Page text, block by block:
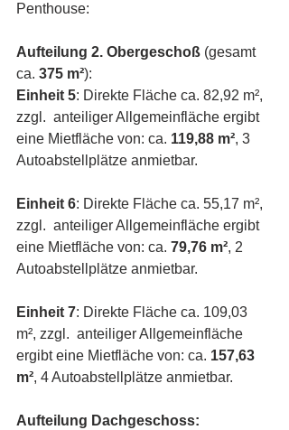
Penthouse:
Aufteilung 2. Obergeschoß (gesamt
ca. 375 m²):
Einheit 5: Direkte Fläche ca. 82,92 m²,
zzgl.  anteiliger Allgemeinfläche ergibt
eine Mietfläche von: ca. 119,88 m², 3
Autoabstellplätze anmietbar.
Einheit 6: Direkte Fläche ca. 55,17 m²,
zzgl.  anteiliger Allgemeinfläche ergibt
eine Mietfläche von: ca. 79,76 m², 2
Autoabstellplätze anmietbar.
Einheit 7: Direkte Fläche ca. 109,03
m², zzgl.  anteiliger Allgemeinfläche
ergibt eine Mietfläche von: ca. 157,63
m², 4 Autoabstellplätze anmietbar.
Aufteilung Dachgeschoss: